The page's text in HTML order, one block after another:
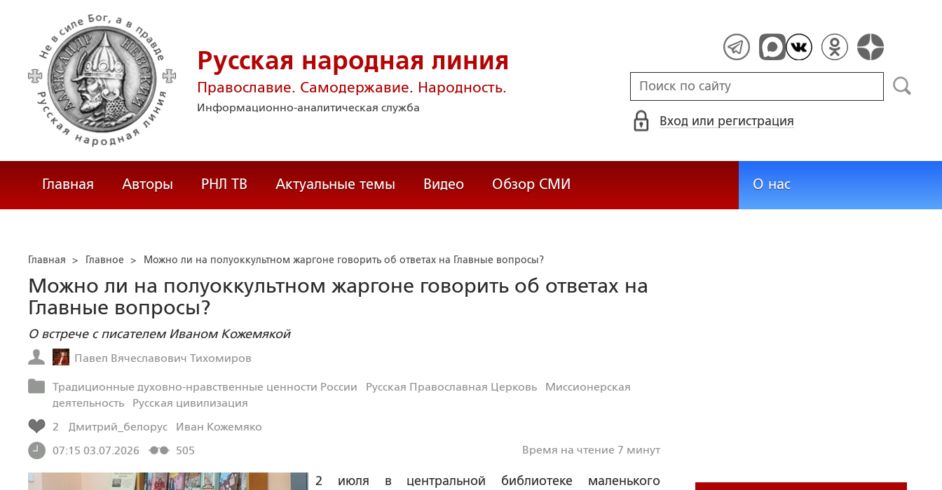
Русская народная линия
Православие. Самодержавие. Народность.
Информационно-аналитическая служба
Вход или регистрация
Главная Авторы РНЛ ТВ Актуальные темы Видео Обзор СМИ О нас
Главная > Главное > Можно ли на полуоккультном жаргоне говорить об ответах на Главные вопросы?
Можно ли на полуоккультном жаргоне говорить об ответах на
Главные вопросы?
О встрече с писателем Иваном Кожемякой
Павел Вячеславович Тихомиров
Традиционные духовно-нравственные ценности России Русская Православная Церковь
Миссионерская
деятельность
Русская цивилизация
2
Дмитрий_белорус
Иван Кожемяко
07:15 03.07.2026
505 Время на чтение 7 минут
2 июля в центральной библиотеке маленького